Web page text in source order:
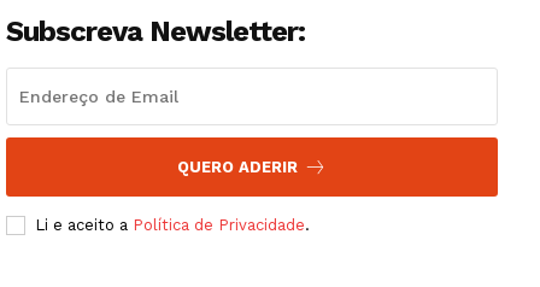
Subscreva Newsletter:
QUERO ADERIR
Li e aceito a Política de Privacidade.